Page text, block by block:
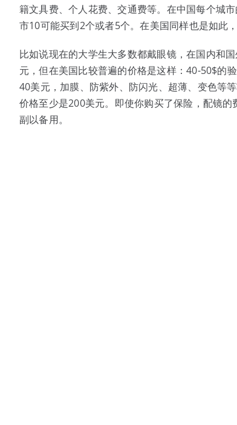
籍文具费、个人花费、交通费等。在中国每个城
市10可能买到2个或者5个。在美国同样也是如此
比如说现在的大学生大多数都戴眼镜，在国内和
元，但在美国比较普遍的价格是这样：40-50$的
40美元，加膜、防紫外、防闪光、超薄、变色等
价格至少是200美元。即使你购买了保险，配镜
副以备用。